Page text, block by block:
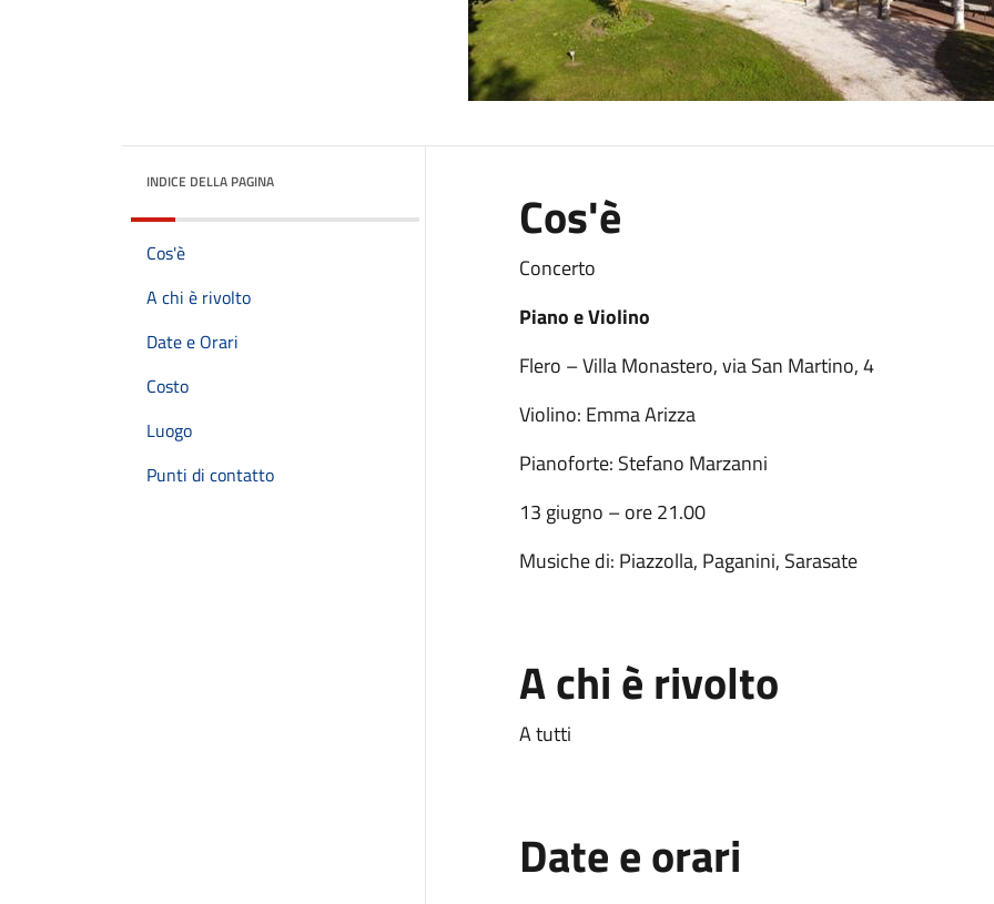
INDICE DELLA PAGINA
Cos'è
A chi è rivolto
Date e Orari
Costo
Luogo
Punti di contatto
Cos'è
Concerto
Piano e Violino
Flero – Villa Monastero, via San Martino, 4
Violino: Emma Arizza
Pianoforte: Stefano Marzanni
13 giugno – ore 21.00
Musiche di: Piazzolla, Paganini, Sarasate
A chi è rivolto
A tutti
Date e orari